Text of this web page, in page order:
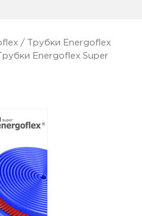
/
Трубки Energoflex
Energoflex Super